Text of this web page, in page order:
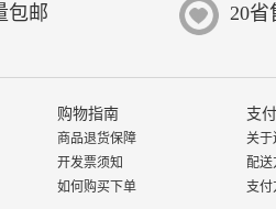
包邮 20省
购物指南
商品退货保障
开发票须知
如何购买下单
支
关于
配送
支付